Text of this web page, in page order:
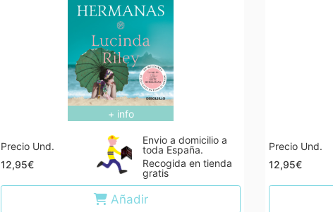
+ info
Precio Und.
12,95€
Envio a domicilio a
toda España.
Recogida en tienda
gratis
Añadir
Precio Und.
12,95€